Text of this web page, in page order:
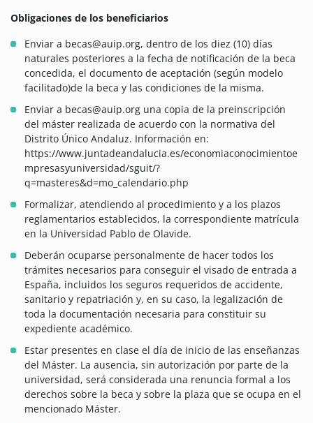
Obligaciones de los beneficiarios
Enviar a becas@auip.org, dentro de los diez (10) días
naturales posteriores a la fecha de notificación de la beca
concedida, el documento de aceptación (según modelo
facilitado)de la beca y las condiciones de la misma.
Enviar a becas@auip.org una copia de la preinscripción
del máster realizada de acuerdo con la normativa del
Distrito Único Andaluz. Información en:
https://www.juntadeandalucia.es/economiaconocimientoe
mpresasyuniversidad/sguit/?
q=masteres&d=mo_calendario.php
Formalizar, atendiendo al procedimiento y a los plazos
reglamentarios establecidos, la correspondiente matrícula
en la Universidad Pablo de Olavide.
Deberán ocuparse personalmente de hacer todos los
trámites necesarios para conseguir el visado de entrada a
España, incluidos los seguros requeridos de accidente,
sanitario y repatriación y, en su caso, la legalización de
toda la documentación necesaria para constituir su
expediente académico.
Estar presentes en clase el día de inicio de las enseñanzas
del Máster. La ausencia, sin autorización por parte de la
universidad, será considerada una renuncia formal a los
derechos sobre la beca y sobre la plaza que se ocupa en el
mencionado Máster.